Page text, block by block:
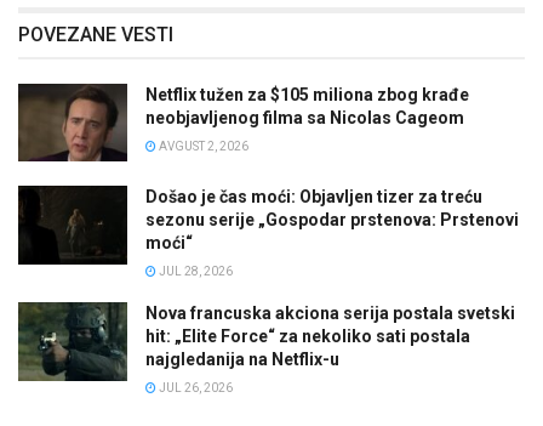
POVEZANE VESTI
Netflix tužen za $105 miliona zbog krađe
neobjavljenog filma sa Nicolas Cageom
AVGUST 2, 2026
Došao je čas moći: Objavljen tizer za treću
sezonu serije „Gospodar prstenova: Prstenovi
moći“
JUL 28, 2026
Nova francuska akciona serija postala svetski
hit: „Elite Force“ za nekoliko sati postala
najgledanija na Netflix-u
JUL 26, 2026